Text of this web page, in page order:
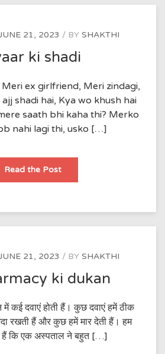
संजोए
पल
हर
याद
में
इंतजार
के
पल
कभी
हसाए
कभी
डाले
से
बीतते
के
ही
इंतजार
को
दूर
भगाए
,इंतजार
के
21, 2023 BY SHAKTHI
ki shadi
ex girlfriend, Meri zindagi,
shadi hai, Kya wo khush hai
saath bhi kaha thi? Merko
nahi lagi thi, usko […]
Read the PostPyaar
shadi
21, 2023 BY SHAKTHI
ki dukan
में कई दवाएं होती हैं। कुछ दवाएं हमें ठीक
रखती हैं और कुछ हमें मार देती हैं। हम
कि एक अस्पताल ने बहुत […]